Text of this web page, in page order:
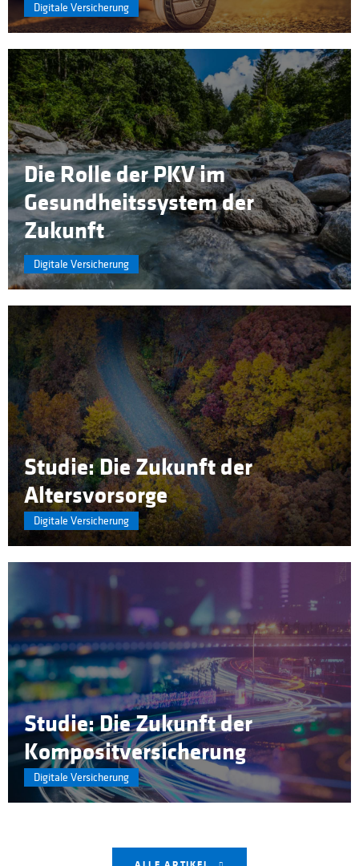
Digitale Versicherung
Die Rolle der PKV im
Gesundheitssystem der
Zukunft
Digitale Versicherung
Studie: Die Zukunft der
Altersvorsorge
Digitale Versicherung
Studie: Die Zukunft der
Komposit­versicher­ung
Digitale Versicherung